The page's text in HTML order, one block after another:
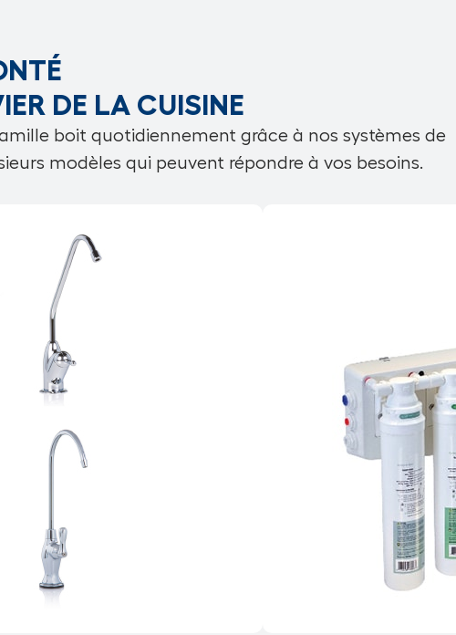
DE LA CUISINE
boit quotidiennement grâce à nos systèmes de
modèles qui peuvent répondre à vos besoins.